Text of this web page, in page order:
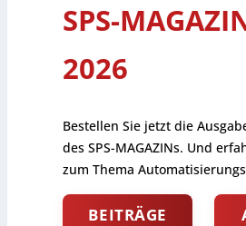
SPS-
2026
Bestellen Sie jetzt die
des SPS-MAGAZINs. Und
zum Thema
BEITRÄGE